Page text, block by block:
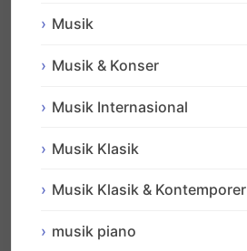
Musik
Musik & Konser
Musik Internasional
Musik Klasik
Musik Klasik & Kontemporer
musik piano